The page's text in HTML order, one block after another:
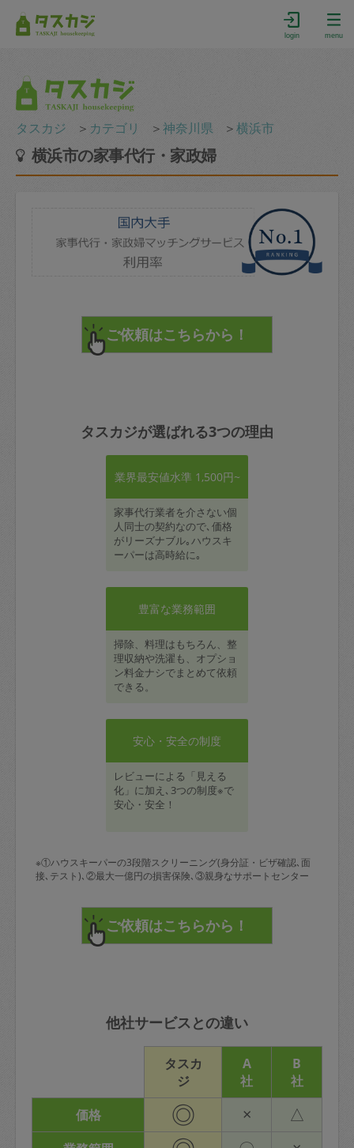
login menu
タスカジ ＞ カテゴリ ＞神奈川県 ＞横浜市
横浜市の家事代行・家政婦
タスカジが選ばれる3つの理由
業界最安値水準 1,500円~
家事代行業者を介さない個
人同士の契約なので､価格
がリーズナブル｡ハウスキ
ーパーは高時給に｡
豊富な業務範囲
掃除、料理はもちろん、整
理収納や洗濯も、オプショ
ン料金ナシでまとめて依頼
できる。
安心・安全の制度
レビューによる「見える
化」に加え､3つの制度※で
安心・安全！
※①ハウスキーパーの3段階スクリーニング(身分証・ビザ確認､面
接､テスト)､②最大一億円の損害保険､③親身なサポートセンター
他社サービスとの違い
タスカ
ジ
A
社
B
社
価格
◎ × △